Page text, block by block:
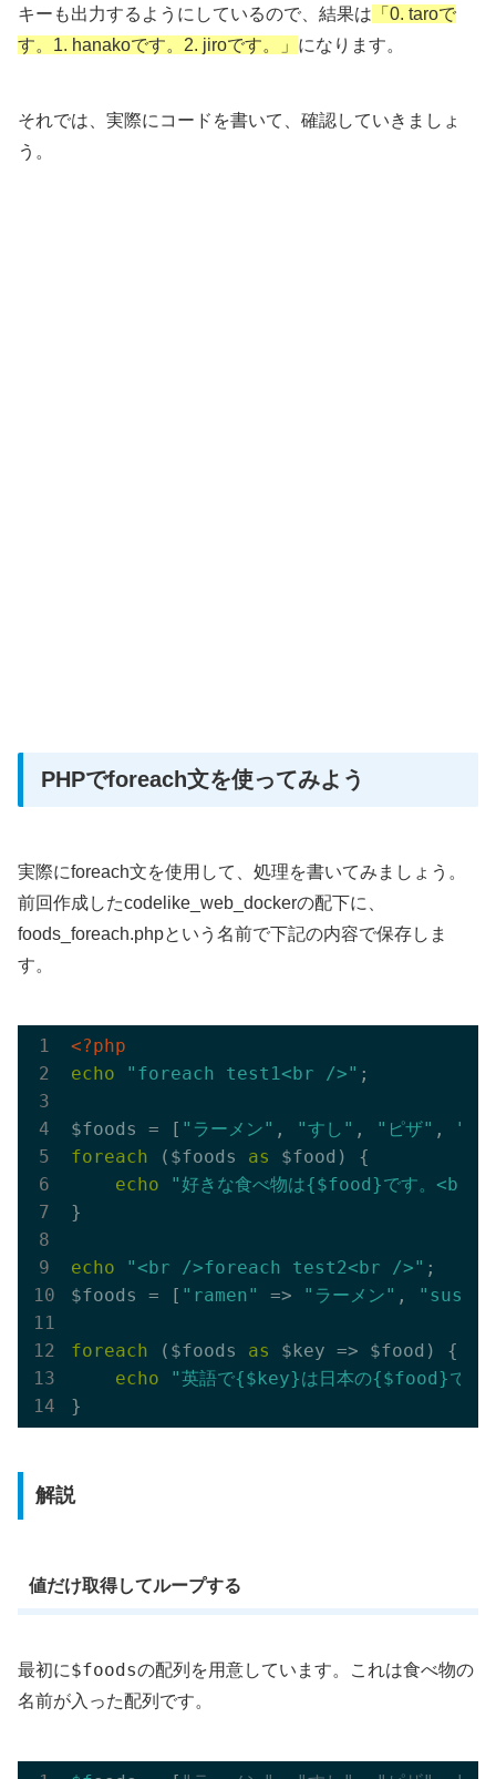
キーも出力するようにしているので、結果は 「0. taroで
す。1. hanakoです。2. jiroです。」 になります。
それでは、実際にコードを書いて、確認していきましょ
う。
PHPでforeach文を使ってみよう
実際にforeach文を使用して、処理を書いてみましょう。
前回作成したcodelike_web_dockerの配下に、
foods_foreach.phpという名前で下記の内容で保存しま
す。
<?php
echo
"foreach test1<br />" ;
$foods = [ "ラーメン" , "すし" , "ピザ" ,
"ハ
foreach ($foods as
$food) {
echo
"好きな食べ物は{$food}です。<br
}
echo "<br />foreach test2<br />" ;
$foods = [ "ramen" => "ラーメン" , "sushi"
foreach ($foods as
$key => $food) {
echo
"英語で{$key}は日本の{$food}で
解説
値だけ取得してループする
最初に$foodsの配列を用意しています。これは食べ物の
名前が入った配列です。